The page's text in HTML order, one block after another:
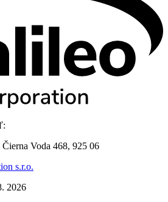
Voda 468, 925 06
s.r.o.
2026